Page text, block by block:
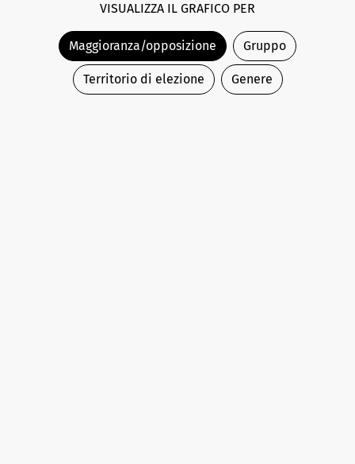
VISUALIZZA IL GRAFICO PER
Maggioranza/opposizione Gruppo
Territorio di elezione Genere